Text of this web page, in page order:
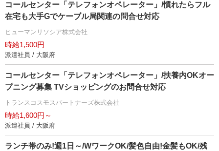
コールセンター「テレフォンオペレーター」/慣れたらフル
在宅も大手Gでケーブル局関連の問合せ対応
ヒューマンリソシア株式会社
時給1,500円
派遣社員 / 大阪府
コールセンター「テレフォンオペレーター」/扶養内OKオー
プニング募集 TVショッピングのお問合せ対応
トランスコスモスパートナーズ株式会社
時給1,600円～
派遣社員 / 大阪府
ランチ帯のみ!週1日～/WワークOK/髪色自由!金髪もOK/残